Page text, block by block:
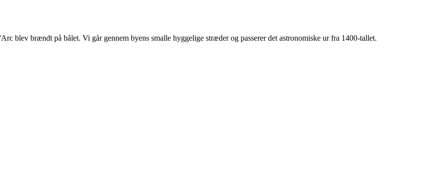
blev brændt på bålet. Vi går gennem byens smalle hyggelige stræder og passerer det astronomiske ur fra 1400-tallet.